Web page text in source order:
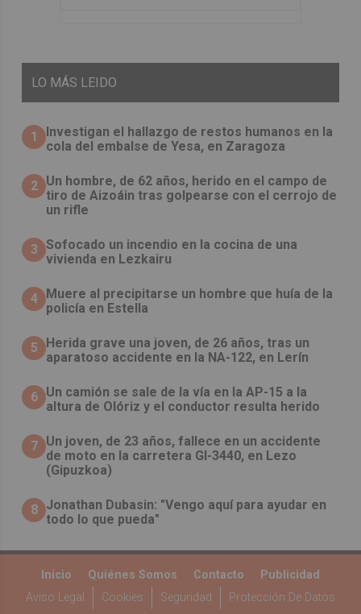
LO MÁS LEIDO
1
Investigan el hallazgo de restos humanos en la
cola del embalse de Yesa, en Zaragoza
2 Un hombre, de 62 años, herido en el campo de
tiro de Aizoáin tras golpearse con el cerrojo de
un rifle
3 Sofocado un incendio en la cocina de una
vivienda en Lezkairu
4
Muere al precipitarse un hombre que huía de la
policía en Estella
5
Herida grave una joven, de 26 años, tras un
aparatoso accidente en la NA-122, en Lerín
6 Un camión se sale de la vía en la AP-15 a la
altura de Olóriz y el conductor resulta herido
7 Un joven, de 23 años, fallece en un accidente
de moto en la carretera GI-3440, en Lezo
(Gipuzkoa)
8 Jonathan Dubasin: "Vengo aquí para ayudar en
todo lo que pueda"
Inicio Quiénes Somos Contacto
Publicidad
Aviso Legal
Cookies Seguridad Protección De Datos